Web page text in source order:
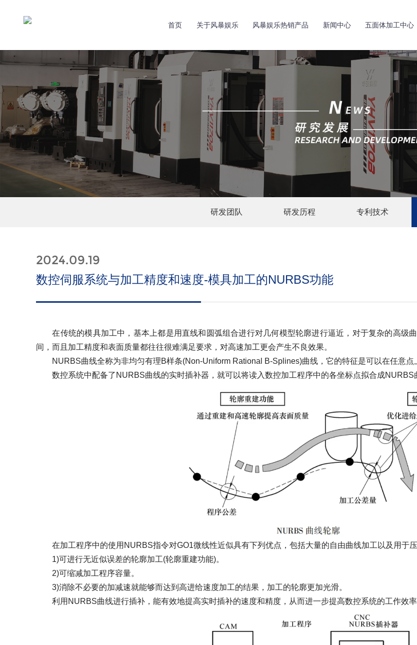
首页 关于风暴娱乐 风暴娱乐热销产品 新闻中心 五面体加工中心
研发团队 研发历程 专利技术
2024.09.19
数控伺服系统与加工精度和速度-模具加工的NURBS功能
在传统的模具加工中，基本上都是用直线和圆弧组合进行对几何模型轮廓进行逼近，对于复杂的高级
间，而且加工精度和表面质量都往往很难满足要求，对高速加工更会产生不良效果。
NURBS曲线全称为非均匀有理B样条(Non-Uniform Rational B-Splines)曲线，它的特征是可以在任意点
数控系统中配备了NURBS曲线的实时插补器，就可以将读入数控加工程序中的各坐标点拟合成NURBS
在加工程序中的使用NURBS指令对GO1微线性近似具有下列优点，包括大量的自由曲线加工以及用于压
1)可进行无近似误差的轮廓加工(轮廓重建功能)。
2)可缩减加工程序容量。
3)消除不必要的加减速就能够而达到高进给速度加工的结果，加工的轮廓更加光滑。
利用NURBS曲线进行插补，能有效地提高实时插补的速度和精度，从而进一步提高数控系统的工作效率